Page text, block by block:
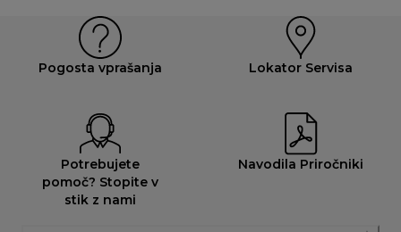
Pogosta vprašanja Lokator Servisa
Potrebujete
pomoč? Stopite v
stik z nami
Navodila Priročniki